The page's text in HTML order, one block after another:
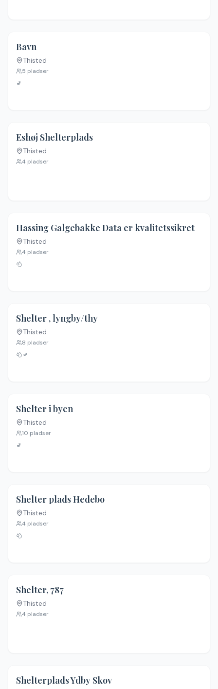
Ingen billeder
Bavn
Thisted
5 pladser
🚽
Ingen billeder
Eshøj Shelterplads
Thisted
4 pladser
Ingen billeder
Hassing Galgebakke Data er kvalitetssikret
Thisted
4 pladser
Ingen billeder
Shelter , lyngby/thy
Thisted
8 pladser
🚽
Ingen billeder
Shelter i byen
Thisted
10 pladser
🚽
Ingen billeder
Shelter plads Hedebo
Thisted
4 pladser
Ingen billeder
Shelter, 787
Thisted
4 pladser
Shelterplads Ydby Skov